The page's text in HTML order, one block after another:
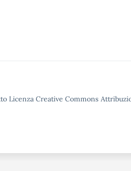
Licenza Creative Commons